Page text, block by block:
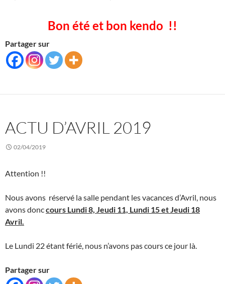
Bon été et bon kendo !!
Partager sur
ACTU D’AVRIL 2019
02/04/2019
Attention !!
Nous avons réservé la salle pendant les vacances d’Avril, nous
avons donccours Lundi 8, Jeudi 11, Lundi 15 et Jeudi 18
Avril.
Le Lundi 22 étant férié, nous n’avons pas cours ce jour là.
Partager sur